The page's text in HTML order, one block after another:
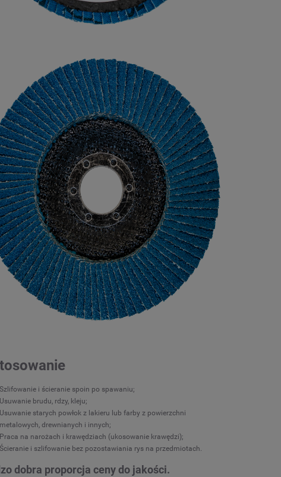
Szlifowanie i ścieranie spoin po spawaniu;
Usuwanie brudu, rdzy, kleju;
Usuwanie starych powłok z lakieru lub farby z powierzchni
metalowych, drewnianych i innych;
Praca na narożach i krawędziach (ukosowanie krawędzi);
Ścieranie i szlifowanie bez pozostawiania rys na przedmiotach.
dobra proporcja ceny do jakości.